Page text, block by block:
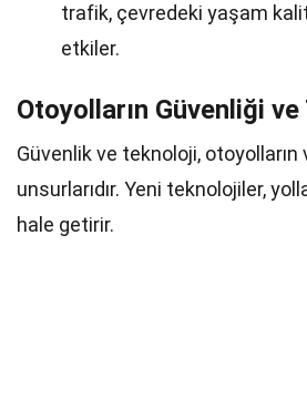
trafik, çevredeki yaşam
etkiler.
Otoyolların Güvenliği
Güvenlik ve teknoloji,
unsurlarıdır. Yeni teknolojiler,
hale getirir.